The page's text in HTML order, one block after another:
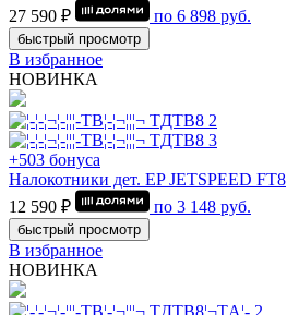
27 590 ₽
по 6 898 руб.
быстрый просмотр
В избранное
НОВИНКА
+503 бонуса
Налокотники дет. EP JETSPEED FT8
12 590 ₽
по 3 148 руб.
быстрый просмотр
В избранное
НОВИНКА